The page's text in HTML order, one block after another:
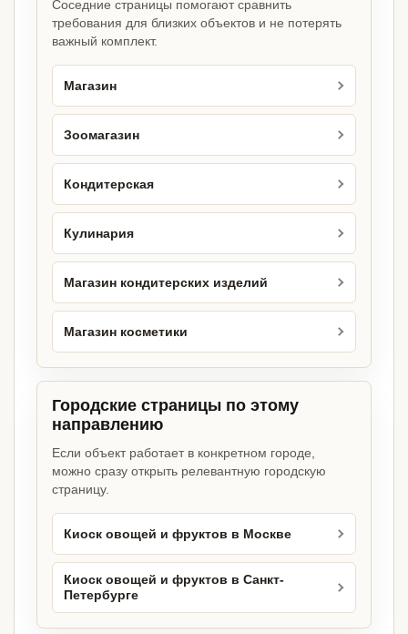
Соседние страницы помогают сравнить
требования для близких объектов и не потерять
важный комплект.
Магазин
Зоомагазин
Кондитерская
Кулинария
Магазин кондитерских изделий
Магазин косметики
Городские страницы по этому
направлению
Если объект работает в конкретном городе,
можно сразу открыть релевантную городскую
страницу.
Киоск овощей и фруктов в Москве
Киоск овощей и фруктов в Санкт-
Петербурге